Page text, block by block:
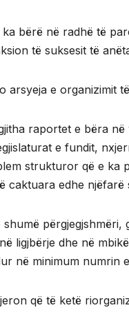
bërë në radhë të
të suksesit të
arsyeja e organizimit
raportet e bëra
e fundit,
strukturor që e ka
caktuara edhe njëfarë
ligjbërje dhe në
në minimum numrin
që të ketë